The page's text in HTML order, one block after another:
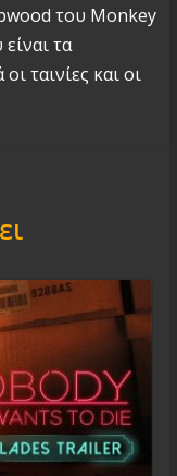
του Monkey
τα
ταινίες και οι